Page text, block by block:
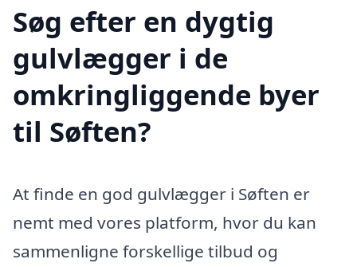
Søg efter en dygtig
gulvlægger i de
omkringliggende byer
til Søften?
At finde en god gulvlægger i Søften er
nemt med vores platform, hvor du kan
sammenligne forskellige tilbud og